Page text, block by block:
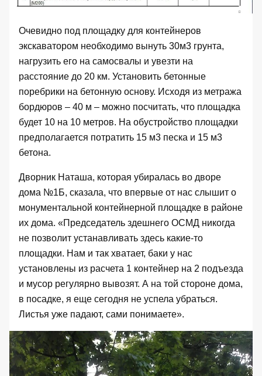
Очевидно под площадку для контейнеров
экскаватором необходимо вынуть 30м3 грунта,
нагрузить его на самосвалы и увезти на
расстояние до 20 км. Установить бетонные
поребрики на бетонную основу. Исходя из метража
бордюров – 40 м – можно посчитать, что площадка
будет 10 на 10 метров. На обустройство площадки
предполагается потратить 15 м3 песка и 15 м3
бетона.
Дворник Наташа, которая убиралась во дворе
дома №1Б, сказала, что впервые от нас слышит о
монументальной контейнерной площадке в районе
их дома. «Председатель здешнего ОСМД никогда
не позволит устанавливать здесь какие-то
площадки. Нам и так хватает, баки у нас
установлены из расчета 1 контейнер на 2 подъезда
и мусор регулярно вывозят. А на той стороне дома,
в посадке, я еще сегодня не успела убраться.
Листья уже падают, сами понимаете».